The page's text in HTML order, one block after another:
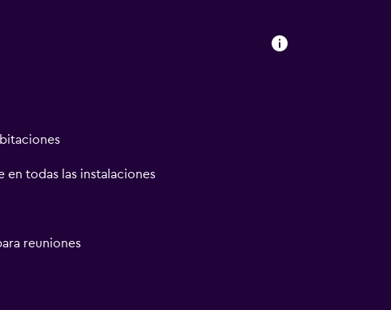
en todas las instalaciones
reuniones